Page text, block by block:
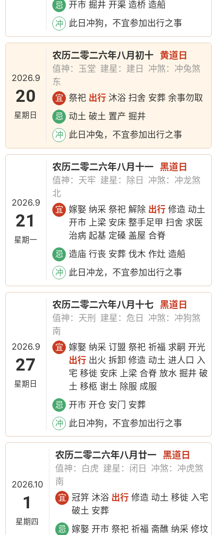
忌 开市 掘井 开渠 造桥 造船
冲 此日冲狗，不宜参加出行之事
2026.9
20
星期日
农历二零二六年八月初十 黄道日
值神：玉堂 建星：建日
冲煞：冲兔煞
东
宜 祭祀 出行 沐浴 扫舍 安葬 余事勿取
忌 动土 破土 置产 掘井
冲 此日冲兔，不宜参加出行之事
2026.9
21
星期一
农历二零二六年八月十一 黑道日
值神：天牢 建星：除日
冲煞：冲龙煞
北
宜 嫁娶 纳采 祭祀 解除 出行 修造 动土
开市 上梁 安床 整手足甲 扫舍 求医
治病 起基 定磉 盖屋 合脊
忌 造庙 行丧 安葬 伐木 作灶 造船
冲 此日冲龙，不宜参加出行之事
2026.9
27
星期日
农历二零二六年八月十七 黑道日
值神：天刑 建星：危日
冲煞：冲狗煞
南
宜
嫁娶 纳采 订盟 祭祀 祈福 求嗣 开光
出行 出火 拆卸 修造 动土 进人口 入
宅 移徙 安床 上梁 合脊 放水 掘井 破
土 移柩 谢土 除服 成服
忌 开市 开仓 安门 安葬
冲 此日冲狗，不宜参加出行之事
2026.10
1
星期四
农历二零二六年八月廿一 黑道日
值神：白虎 建星：闭日
冲煞：冲虎煞
南
宜 冠笄 沐浴 出行 修造 动土 移徙 入宅
破土 安葬
忌 嫁娶 开市 祭祀 祈福 斋醮 纳采 修坟